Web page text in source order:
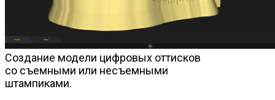
Создание модели цифровых оттисков
со съемными или несъемными
штампиками.